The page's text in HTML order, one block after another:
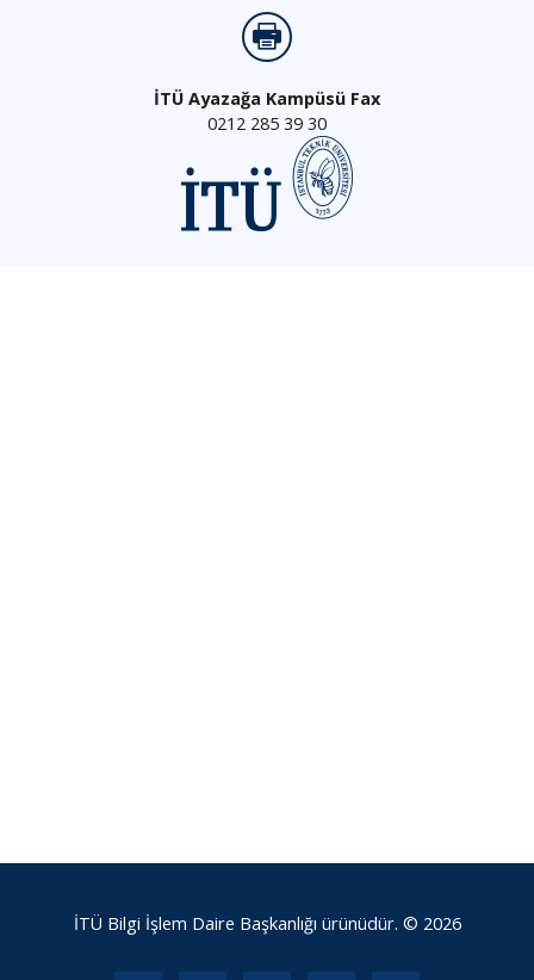
İTÜ Ayazağa Kampüsü Fax
0212 285 39 30
İTÜ Bilgi İşlem Daire Başkanlığı ürünüdür. © 2026